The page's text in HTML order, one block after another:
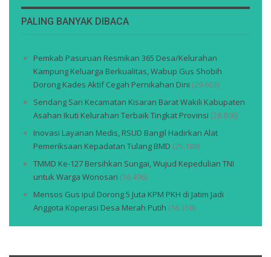
PALING BANYAK DIBACA
Pemkab Pasuruan Resmikan 365 Desa/Kelurahan
Kampung Keluarga Berkualitas, Wabup Gus Shobih
Dorong Kades Aktif Cegah Pernikahan Dini (29.603)
Sendang Sari Kecamatan Kisaran Barat Wakili Kabupaten
Asahan Ikuti Kelurahan Terbaik Tingkat Provinsi (28.806)
Inovasi Layanan Medis, RSUD Bangil Hadirkan Alat
Pemeriksaan Kepadatan Tulang BMD (25.188)
TMMD Ke-127 Bersihkan Sungai, Wujud Kepedulian TNI
untuk Warga Wonosari (16.496)
Mensos Gus ipul Dorong 5 Juta KPM PKH di Jatim Jadi
Anggota Koperasi Desa Merah Putih (16.358)